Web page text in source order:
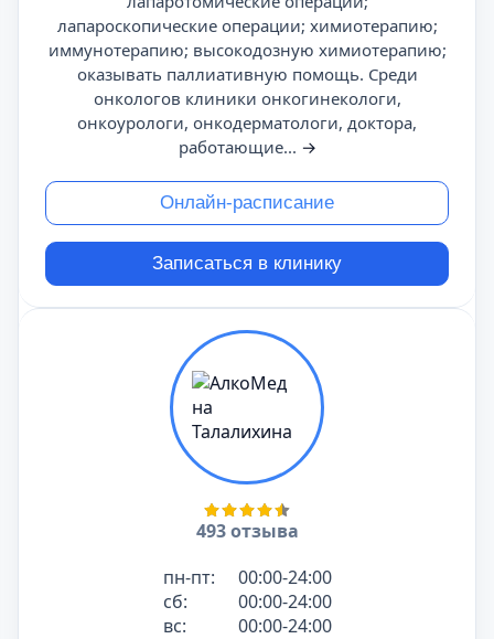
лапароскопические операции; химиотерапию;
иммунотерапию; высокодозную химиотерапию;
оказывать паллиативную помощь. Среди
онкологов клиники онкогинекологи,
онкоурологи, онкодерматологи, доктора,
работающие... →
Онлайн-расписание
Записаться в клинику
493 отзыва
пн-пт:
00:00-24:00
сб:
00:00-24:00
вс:
00:00-24:00